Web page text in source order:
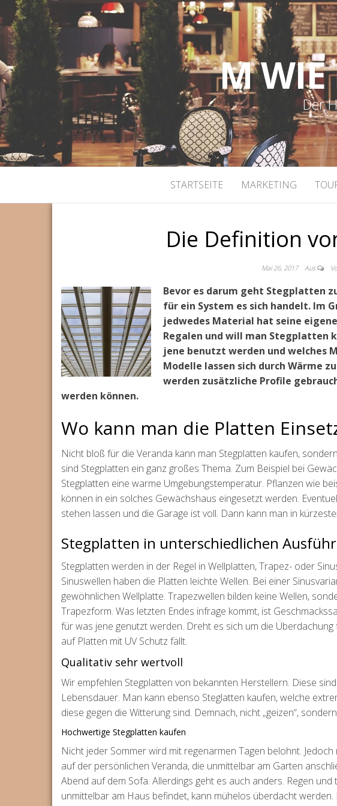
M WIE
Der
STARTSEITE MARKETING
Die Definition
Mai 26, 2017 Aus
Bevor es darum geht Stegplatten
für ein System es sich handelt. Im
jedwedes Material hat seine
Regalen und will man Stegplatten
jene benutzt werden und welches
Modelle lassen sich durch Wärme
werden zusätzliche Profile
werden können.
Wo kann man die Platten
Nicht bloß für die Veranda kann man Stegplatten kaufen,
sind Stegplatten ein ganz großes Thema. Zum Beispiel bei
Stegplatten eine warme Umgebungstemperatur. Pflanzen wie
können in ein solches Gewächshaus eingesetzt werden.
stehen lassen und die Garage ist voll. Dann kann man in
Stegplatten in unterschiedlichen
Stegplatten werden in der Regel in Wellplatten, Trapez- oder
Sinuswellen haben die Platten leichte Wellen. Bei einer
gewöhnlichen Wellplatte. Trapezwellen bilden keine Wellen,
Trapezform. Was letzten Endes infrage kommt, ist
für was jene genutzt werden. Dreht es sich um die
auf Platten mit UV Schutz fällt.
Qualitativ sehr wertvoll
Wir empfehlen Stegplatten von bekannten Herstellern. Diese
Lebensdauer. Man kann ebenso Steglatten kaufen, welche
diese gegen die Witterung sind. Demnach, nicht „geizen“,
Hochwertige Stegplatten kaufen
Nicht jeder Sommer wird mit regenarmen Tagen belohnt.
auf der persönlichen Veranda, die unmittelbar am Garten
Abend auf dem Sofa. Allerdings geht es auch anders. Regen
unmittelbar am Haus befindet, kann mühelos überdacht